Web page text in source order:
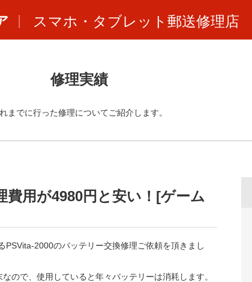
スマホ・タブレット郵送修理店
修理実績
までに行った修理についてご紹介します。
用が4980円と安い！[ゲーム
2000のバッテリー交換修理ご依頼を頂きまし
ので、使用していると年々バッテリーは消耗します。